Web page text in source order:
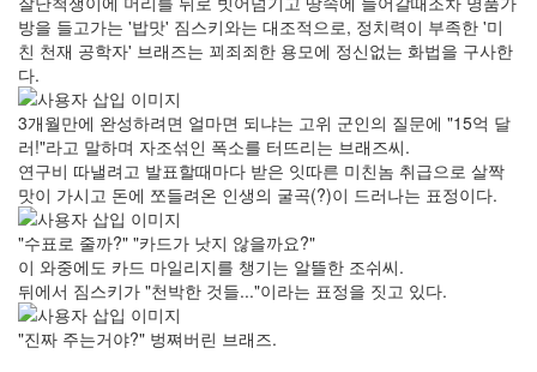
방을 들고가는 '밥맛' 짐스키와는 대조적으로, 정치력이 부족한 '미
친 천재 공학자' 브래즈는 꾀죄죄한 용모에 정신없는 화법을 구사한
다.
3개월만에 완성하려면 얼마면 되냐는 고위 군인의 질문에 "15억 달
러!"라고 말하며 자조섞인 폭소를 터뜨리는 브래즈씨.
연구비 따낼려고 발표할때마다 받은 잇따른 미친놈 취급으로 살짝
맛이 가시고 돈에 쪼들려온 인생의 굴곡(?)이 드러나는 표정이다.
"수표로 줄까?" "카드가 낫지 않을까요?"
이 와중에도 카드 마일리지를 챙기는 알뜰한 조쉬씨.
뒤에서 짐스키가 "천박한 것들..."이라는 표정을 짓고 있다.
"진짜 주는거야?" 벙쪄버린 브래즈.